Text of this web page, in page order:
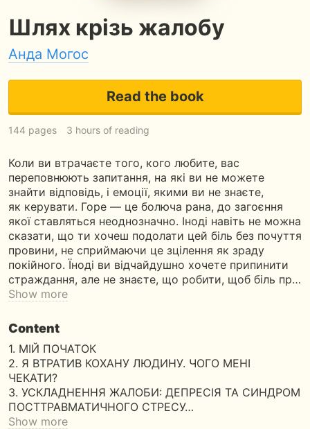
Шлях крізь жалобу
Анда Могос
Read the book
144 pages 3 hours of reading
Коли ви втрачаєте того, кого любите, вас
переповнюють запитання, на які ви не можете
знайти відповідь, і емоції, якими ви не знаєте,
як керувати. Горе — це болюча рана, до загоєння
якої ставляться неоднозначно. Іноді навіть не можна
сказати, що ти хочеш подолати цей біль без почуття
провини, не сприймаючи це зцілення як зраду
покійного. Їноді ви відчайдушно хочете припинити
страждання, але не знаєте, що робити, щоб біль пр…
Show more
Content
1. МІЙ ПОЧАТОК
2. Я ВТРАТИВ КОХАНУ ЛЮДИНУ. ЧОГО МЕНІ
ЧЕКАТИ?
3. УСКЛАДНЕННЯ ЖАЛОБИ: ДЕПРЕСІЯ ТА СИНДРОМ
ПОСТТРАВМАТИЧНОГО СТРЕСУ…
Show more